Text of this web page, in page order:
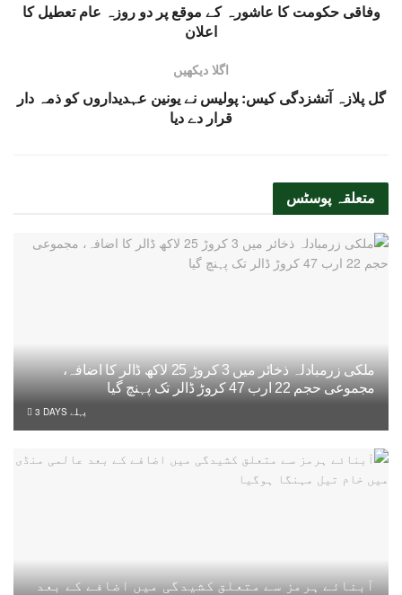
وفاقی حکومت کا عاشورہ کے موقع پر دو روزہ عام تعطیل کا
اعلان
اگلا دیکھیں
گل پلازہ آتشزدگی کیس: پولیس نے یونین عہدیداروں کو ذمہ دار
قرار دے دیا
متعلقہ پوسٹس
ملکی زرمبادلہ ذخائر میں 3 کروڑ 25 لاکھ ڈالر کا اضافہ،
مجموعی حجم 22 ارب 47 کروڑ ڈالر تک پہنچ گیا
3 DAYS پہلے
آبنائے ہرمز سے متعلق کشیدگی میں اضافے کے بعد